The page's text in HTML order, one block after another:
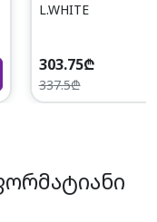
L.WHITE
303.75₾
337.5₾